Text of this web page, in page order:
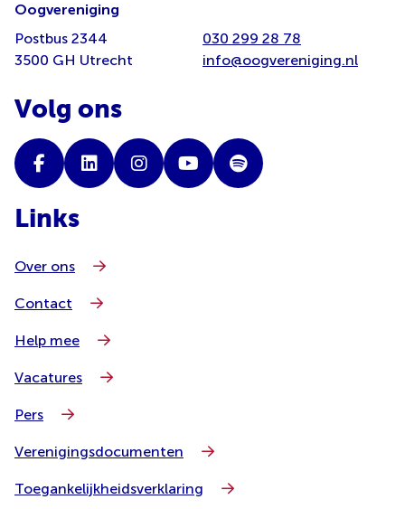
Oogvereniging
Postbus 2344
3500 GH Utrecht
030 299 28 78
info@oogvereniging.nl
Volg ons
Links
Over ons
Contact
Help mee
Vacatures
Pers
Verenigingsdocumenten
Toegankelijkheidsverklaring